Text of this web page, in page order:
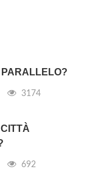
PARALLELO?
3174
692